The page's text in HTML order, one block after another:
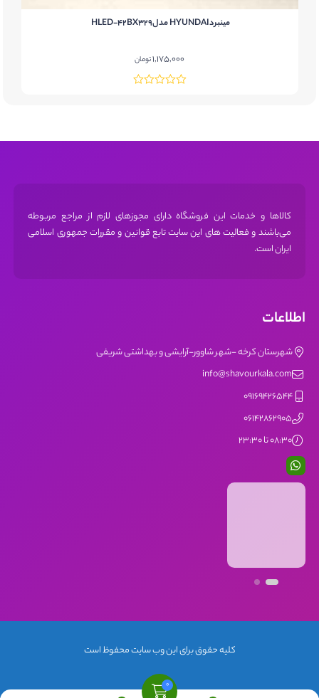
مینبردHYUNDAI مدلHLED-42BX329
1,175,000تومان
کالاها و خدمات این فروشگاه دارای مجوز‌های لازم از مراجع مربوطه
می‌باشند و فعالیت های این سایت تابع قوانین و مقررات جمهوری اسلامی
ایران است.
اطلاعات
شهرستان کرخه -شهر شاوور-آرایشی و بهداشتی شریفی
info@shavourkala.com
09169426544
06142862905
08:30 تا 23:30
کلیه حقوق برای این وب سایت محفوظ است